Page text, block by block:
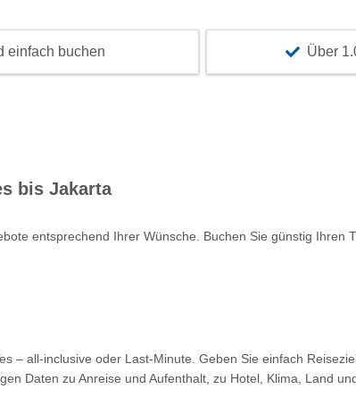
einfach buchen Über
bis Jakarta
entsprechend Ihrer Wünsche. Buchen Sie günstig Ihren
– all-inclusive oder Last-Minute. Geben Sie einfach
Daten zu Anreise und Aufenthalt, zu Hotel, Klima, Land